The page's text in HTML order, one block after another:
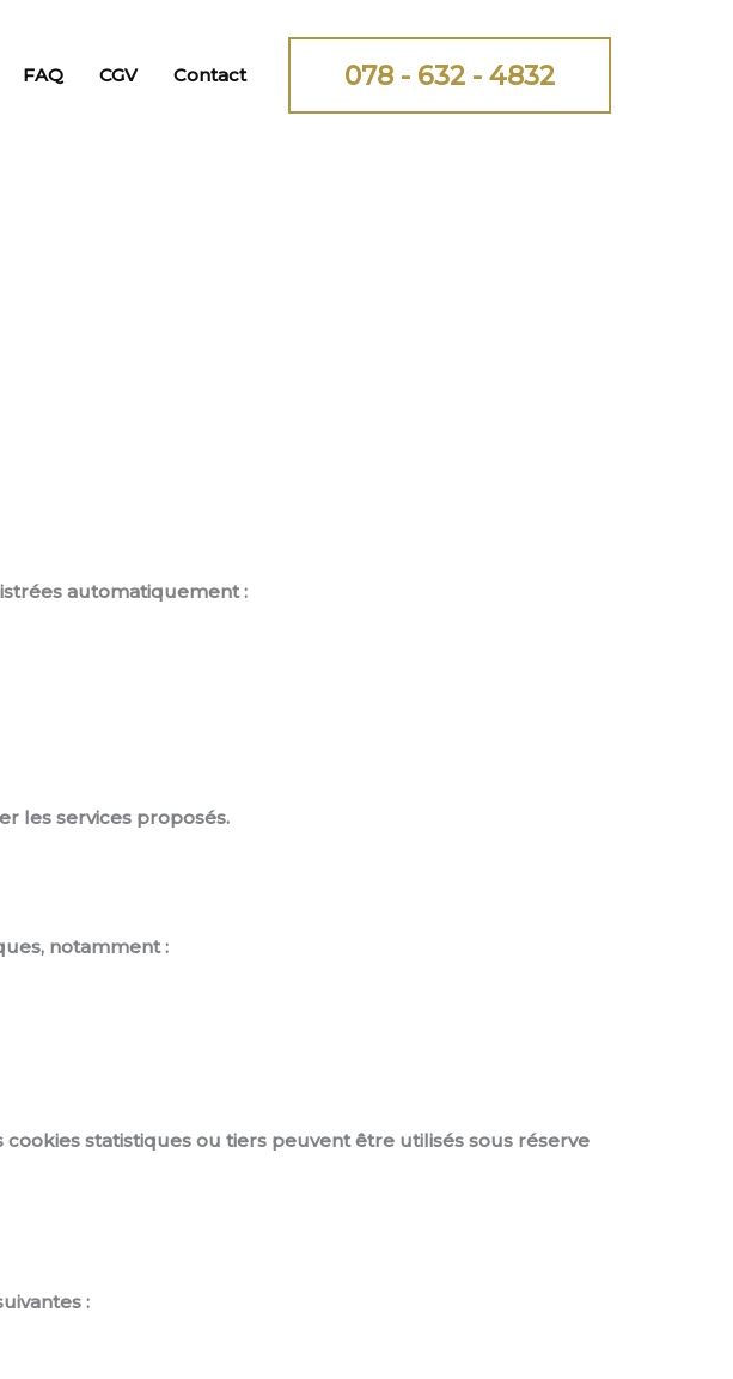
FAQ CGV Contact 078 - 632 - 4832
automatiquement :
les services proposés.
notamment :
statistiques ou tiers peuvent être utilisés sous réserve
: